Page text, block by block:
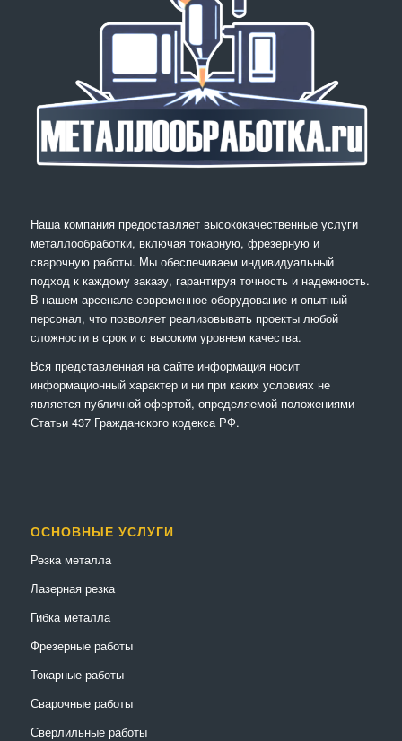
Наша компания предоставляет высококачественные услуги
металлообработки, включая токарную, фрезерную и
сварочную работы. Мы обеспечиваем индивидуальный
подход к каждому заказу, гарантируя точность и надежность.
В нашем арсенале современное оборудование и опытный
персонал, что позволяет реализовывать проекты любой
сложности в срок и с высоким уровнем качества.
Вся представленная на сайте информация носит
информационный характер и ни при каких условиях не
является публичной офертой, определяемой положениями
Статьи 437 Гражданского кодекса РФ.
ОСНОВНЫЕ УСЛУГИ
Резка металла
Лазерная резка
Гибка металла
Фрезерные работы
Токарные работы
Сварочные работы
Сверлильные работы